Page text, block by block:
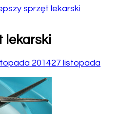
sprzęt lekarski
lekarski
201427 listopada